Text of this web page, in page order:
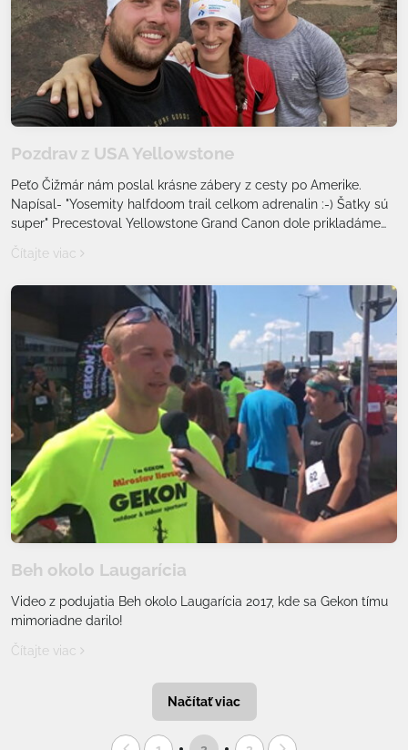
Pozdrav z USA Yellowstone
Peťo Čižmár nám poslal krásne zábery z cesty po Amerike.
Napísal- "Yosemity halfdoom trail celkom adrenalin :-) Šatky sú
super" Precestoval Yellowstone Grand Canon dole prikladáme
Čítajte viac
Beh okolo Laugarícia
Video z podujatia Beh okolo Laugarícia 2017, kde sa Gekon tímu
mimoriadne darilo!
Čítajte viac
Načítať viac